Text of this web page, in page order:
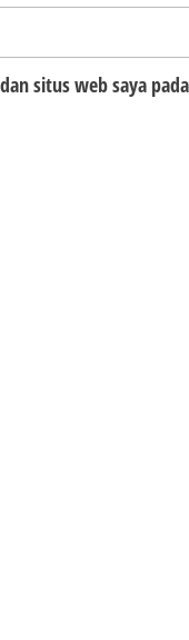
situs web saya